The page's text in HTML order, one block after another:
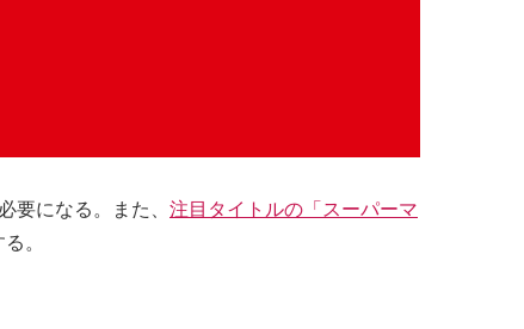
要になる。また、 注目タイトルの「スーパーマ
。